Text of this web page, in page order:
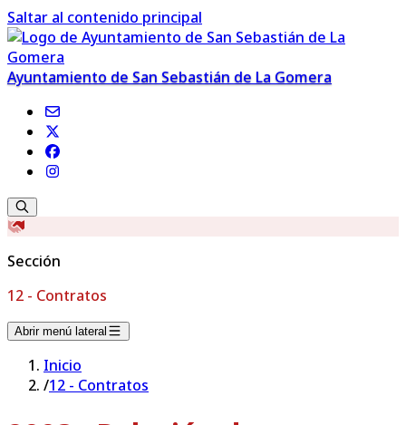
Saltar al contenido principal
Ayuntamiento de San Sebastián de La Gomera
Sección
12 - Contratos
Abrir menú lateral
Inicio
/12 - Contratos